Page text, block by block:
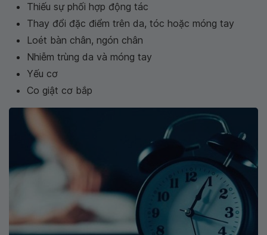
Thiếu sự phối hợp động tác
Thay đổi đặc điểm trên da, tóc hoặc móng tay
Loét bàn chân, ngón chân
Nhiễm trùng da và móng tay
Yếu cơ
Co giật cơ bắp